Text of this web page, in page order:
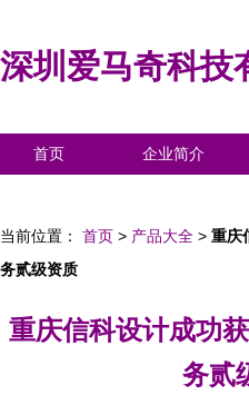
深圳爱马奇科技
首页 企业简介
当前位置： 首页 > 产品大全 > 重庆
务贰级资质
重庆信科设计成功
务贰